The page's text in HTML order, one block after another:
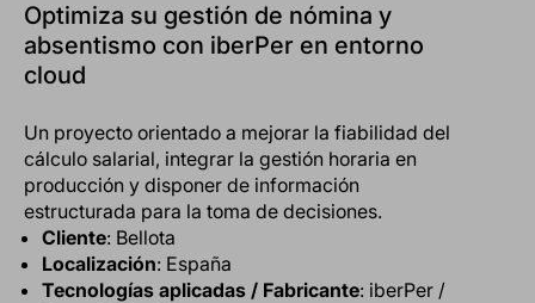
Optimiza su gestión de nómina y
absentismo con iberPer en entorno
cloud
Un proyecto orientado a mejorar la fiabilidad del
cálculo salarial, integrar la gestión horaria en
producción y disponer de información
estructurada para la toma de decisiones.
Cliente: Bellota
Localización: España
Tecnologías aplicadas / Fabricante: iberPer /